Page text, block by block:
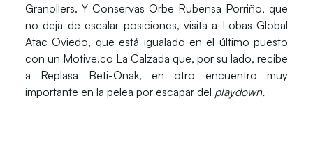
Granollers. YConservas Orbe Rubensa Porriño, que
no deja de escalar posiciones, visita a Lobas Global
Atac Oviedo, que está igualado en el último puesto
con un Motive.co La Calzada que, por su lado, recibe
a Replasa Beti-Onak, en otro encuentro muy
importante en la pelea por escapar del playdown.